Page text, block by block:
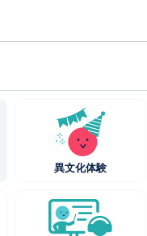
異文化体験